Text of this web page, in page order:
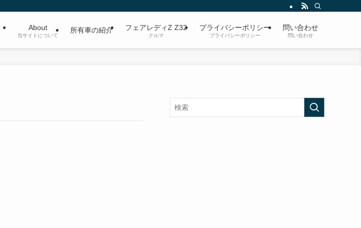
About
当サイトについて
所有車の紹介 フェアレディZ Z32
クルマ
プライバシーポリシー
プライバシーポリシー
問い合わせ
問い合わせ